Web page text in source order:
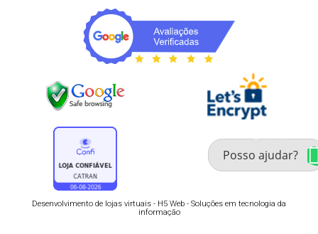
Desenvolvimento de lojas virtuais - H5 Web - Soluções em tecnologia da
informação
Fale com um especialista
enxoval